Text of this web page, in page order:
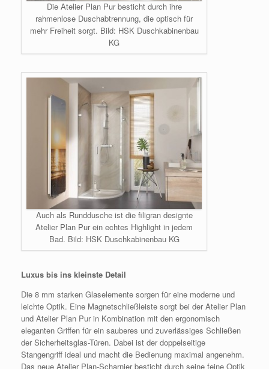
Die Atelier Plan Pur besticht durch ihre
rahmenlose Duschabtrennung, die optisch für
mehr Freiheit sorgt. Bild: HSK Duschkabinenbau
KG
Auch als Runddusche ist die filigran designte
Atelier Plan Pur ein echtes Highlight in jedem
Bad. Bild: HSK Duschkabinenbau KG
Luxus bis ins kleinste Detail
Die 8 mm starken Glaselemente sorgen für eine moderne und
leichte Optik. Eine Magnetschließleiste sorgt bei der Atelier Plan
und Atelier Plan Pur in Kombination mit den ergonomisch
eleganten Griffen für ein sauberes und zuverlässiges Schließen
der Sicherheitsglas-Türen. Dabei ist der doppelseitige
Stangengriff ideal und macht die Bedienung maximal angenehm.
Das neue Atelier Plan-Scharnier besticht durch seine feine Optik